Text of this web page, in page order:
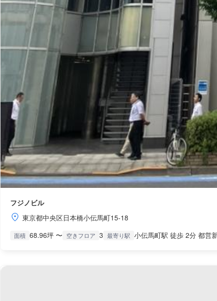
フジノビル
東京都中央区日本橋小伝馬町15-18
面積 68.96坪 〜 空きフロア 3 最寄り駅 小伝馬町駅 徒歩 2分 都営